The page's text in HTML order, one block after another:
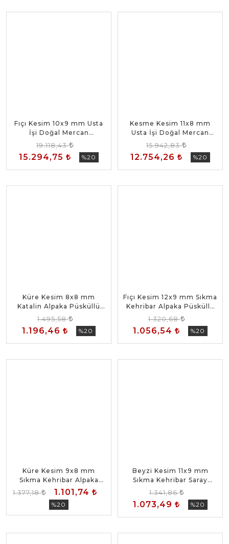
Fıçı Kesim 10x9 mm Usta
İşi Doğal Mercan
Hortumlu Detaylı Tesbih
19.118,43
15.294,75 %20
Kesme Kesim 11x8 mm
Usta İşi Doğal Mercan
Hortumlu Detaylı Tesbih
15.942,83
12.754,26 %20
Küre Kesim 8x8 mm
Katalin Alpaka Püsküllü
Tesbih
1.495,58
1.196,46 %20
Fıçı Kesim 12x9 mm Sıkma
Kehribar Alpaka Püsküllü
Tesbih
1.320,68
1.056,54 %20
Küre Kesim 9x8 mm
Sıkma Kehribar Alpaka
Püsküllü Tesbih
1.377,18 1.101,74
%20
Beyzi Kesim 11x9 mm
Sıkma Kehribar Saray
Püsküllü Tesbih
1.341,86
1.073,49 %20